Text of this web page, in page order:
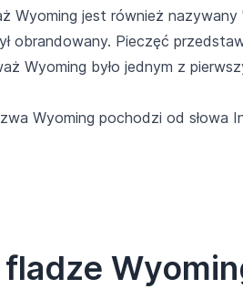
Wyoming jest również
obrandowany. Pieczęć
Wyoming było jednym z
Wyoming pochodzi od słowa